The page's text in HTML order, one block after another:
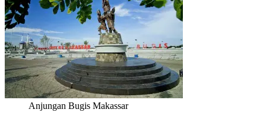
Anjungan Bugis Makassar